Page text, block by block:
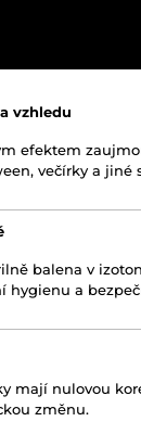
vzhledu
efektem
večírky a
balena v
hygienu a
mají nulovou
změnu.